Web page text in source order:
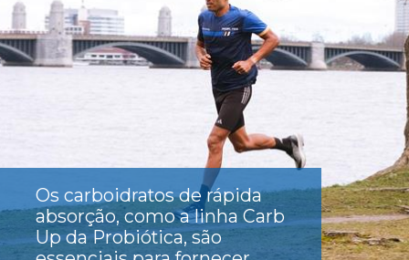
Oscarboidratos de rápida
absorção, como a linha Carb
Up da Probiótica, são